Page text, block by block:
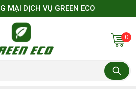
MẠI DỊCH VỤ GREEN ECO
0